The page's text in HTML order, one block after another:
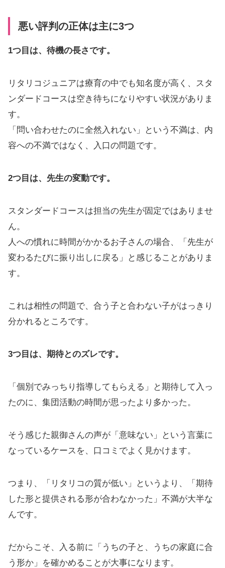
悪い評判の正体は主に3つ
1つ目は、待機の長さです。
リタリコジュニアは療育の中でも知名度が高く、スタ
ンダードコースは空き待ちになりやすい状況がありま
す。
「問い合わせたのに全然入れない」という不満は、内
容への不満ではなく、入口の問題です。
2つ目は、先生の変動です。
スタンダードコースは担当の先生が固定ではありませ
ん。
人への慣れに時間がかかるお子さんの場合、「先生が
変わるたびに振り出しに戻る」と感じることがありま
す。
これは相性の問題で、合う子と合わない子がはっきり
分かれるところです。
3つ目は、期待とのズレです。
「個別でみっちり指導してもらえる」と期待して入っ
たのに、集団活動の時間が思ったより多かった。
そう感じた親御さんの声が「意味ない」という言葉に
なっているケースを、口コミでよく見かけます。
つまり、「リタリコの質が低い」というより、「期待
した形と提供される形が合わなかった」不満が大半な
んです。
だからこそ、入る前に「うちの子と、うちの家庭に合
う形か」を確かめることが大事になります。